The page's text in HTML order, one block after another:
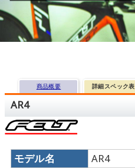
商品概要 詳細スペック表
AR4
モデル名
AR4